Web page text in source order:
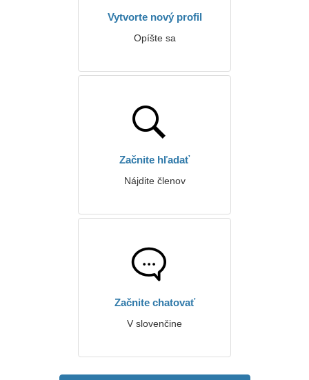
Vytvorte nový profil
Opíšte sa
Začnite hľadať
Nájdite členov
Začnite chatovať
V slovenčine